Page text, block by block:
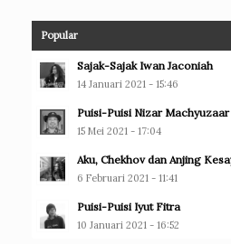
Popular
Sajak-Sajak Iwan Jaconiah
14 Januari 2021 - 15:46
Puisi-Puisi Nizar Machyuzaar
15 Mei 2021 - 17:04
Aku, Chekhov dan Anjing
6 Februari 2021 - 11:41
Puisi-Puisi Iyut Fitra
10 Januari 2021 - 16:52